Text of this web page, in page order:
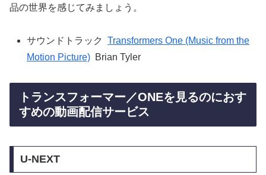
品の世界を感じてみましょう。
サウンドトラック
Transformers One (Music from the
Motion Picture) Brian Tyler
トランスフォーマー／ONEを見るのにおす
すめの動画配信サービス
U-NEXT